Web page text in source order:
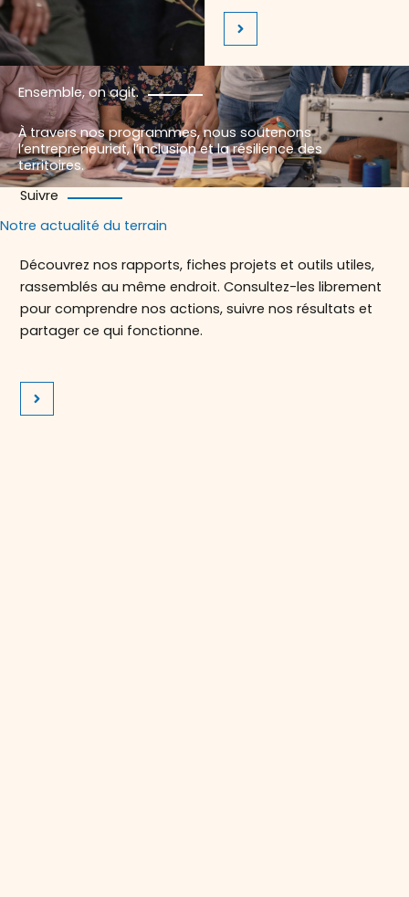
Ensemble, on agit.
À travers nos programmes, nous soutenons
l’entrepreneuriat, l’inclusion et la résilience des
territoires.
Suivre
Notre actualité du terrain
Découvrez nos rapports, fiches projets et outils utiles,
rassemblés au même endroit. Consultez-les librement
pour comprendre nos actions, suivre nos résultats et
partager ce qui fonctionne.